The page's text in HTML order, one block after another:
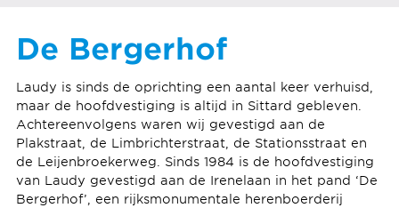
De Bergerhof
Laudy is sinds de oprichting een aantal keer verhuisd,
maar de hoofdvestiging is altijd in Sittard gebleven.
Achtereenvolgens waren wij gevestigd aan de
Plakstraat, de Limbrichterstraat, de Stationsstraat en
de Leijenbroekerweg. Sinds 1984 is de hoofdvestiging
van Laudy gevestigd aan de Irenelaan in het pand ‘De
Bergerhof’, een rijksmonumentale herenboerderij